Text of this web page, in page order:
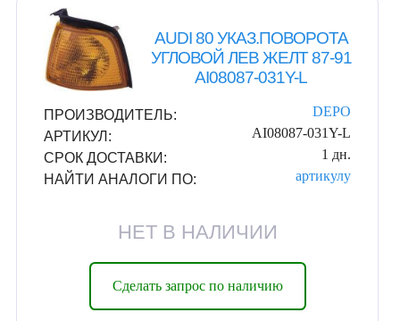
AUDI 80 УКАЗ.ПОВОРОТА
УГЛОВОЙ ЛЕВ ЖЕЛТ 87-91
AI08087-031Y-L
ПРОИЗВОДИТЕЛЬ:
DEPO
АРТИКУЛ:
AI08087-031Y-L
СРОК ДОСТАВКИ:
1 дн.
НАЙТИ АНАЛОГИ ПО:
артикулу
НЕТ В НАЛИЧИИ
Сделать запрос по наличию